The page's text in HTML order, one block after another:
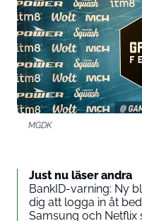
MGDK
Just nu läser andra
BankID-varning: Ny
dig att logga in åt
Samsung och Netflix